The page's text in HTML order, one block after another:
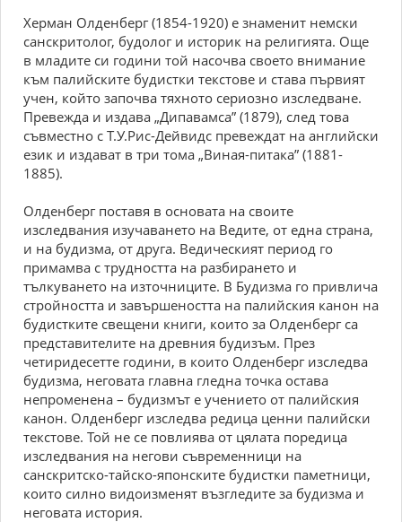
Херман Олденберг (1854-1920) е знаменит немски
санскритолог, будолог и историк на религията. Още
в младите си години той насочва своето внимание
към палийските будистки текстове и става първият
учен, който започва тяхното сериозно изследване.
Превежда и издава „Дипавамса” (1879), след това
съвместно с Т.У.Рис-Дейвидс превеждат на английски
език и издават в три тома „Виная-питака” (1881-
1885).
Олденберг поставя в основата на своите
изследвания изучаването на Ведите, от една страна,
и на будизма, от друга. Ведическият период го
примамва с трудността на разбирането и
тълкуването на източниците. В Будизма го привлича
стройността и завършеността на палийския канон на
будистките свещени книги, които за Олденберг са
представителите на древния будизъм. През
четиридесетте години, в които Олденберг изследва
будизма, неговата главна гледна точка остава
непроменена – будизмът е учението от палийския
канон. Олденберг изследва редица ценни палийски
текстове. Той не се повлиява от цялата поредица
изследвания на негови съвременници на
санскритско-тайско-японските будистки паметници,
които силно видоизменят възгледите за будизма и
неговата история.